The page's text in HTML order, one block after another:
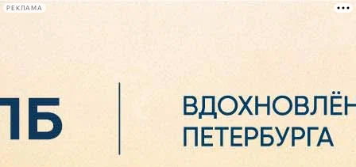
РЕКЛАМА
Сегодня: